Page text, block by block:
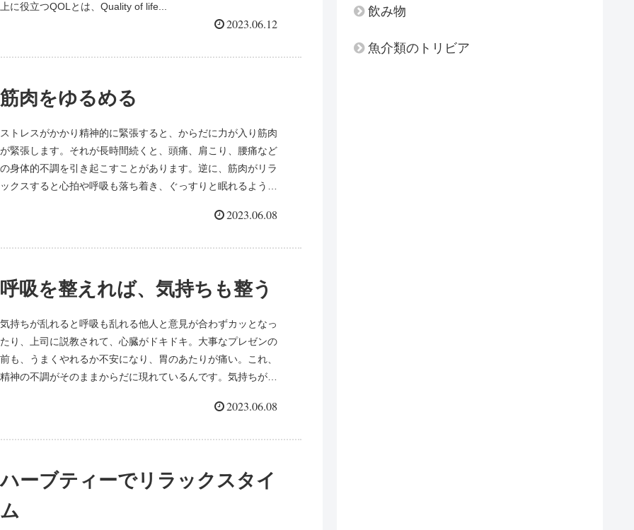
上に役立つQOLとは、Quality of life...
2023.06.12
筋肉をゆるめる
ストレスがかかり精神的に緊張すると、からだに力が入り筋肉
が緊張します。それが長時間続くと、頭痛、肩こり、腰痛など
の身体的不調を引き起こすことがあります。逆に、筋肉がリラ
ックスすると心拍や呼吸も落ち着き、ぐっすりと眠れるように
2023.06.08
呼吸を整えれば、気持ちも整う
気持ちが乱れると呼吸も乱れる他人と意見が合わずカッとなっ
たり、上司に説教されて、心臓がドキドキ。大事なプレゼンの
前も、うまくやれるか不安になり、胃のあたりが痛い。これ、
精神の不調がそのままからだに現れているんです。気持ちが乱
2023.06.08
ハーブティーでリラックスタイ
ム
飲み物
魚介類のトリビア